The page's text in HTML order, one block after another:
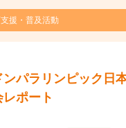
パラリンピック日
ポート